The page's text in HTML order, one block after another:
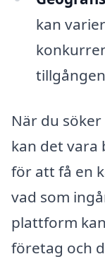
kan
När du
kan det
för att få en
vad som
plattform
företag och